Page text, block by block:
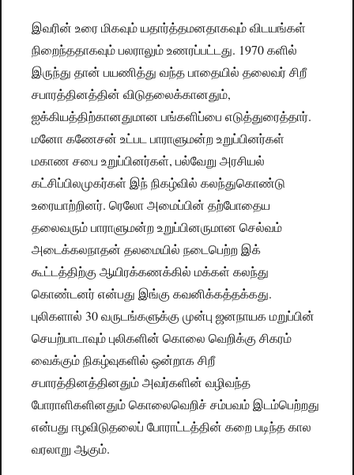
இவரின் உரை மிகவும் யதார்த்தமனதாகவும் விடயங்கள்
நிறைந்ததாகவும் பலராலும் உணரப்பட்டது. 1970 களில்
இருந்து தான் பயணித்து வந்த பாதையில் தலைவர் சிறீ
சபாரத்தினத்தின் விடுதலைக்கானதும்,
ஐக்கியத்திற்கானதுமான பங்களிப்பை எடுத்துரைத்தார்.
மனோ கணேசன் உட்பட பாராளுமன்ற உறுப்பினர்கள்
மகாண சபை உறுப்பினர்கள், பல்வேறு அரசியல்
கட்சிப்பிலமுகர்கள் இந் நிகழ்வில் கலந்துகொண்டு
உரையாற்றினர். ரெலோ அமைப்பின் தற்போதைய
தலைவரும் பாராளுமன்ற உறுப்பினருமான செல்வம்
அடைக்கலநாதன் தலமையில் நடைபெற்ற இக்
கூட்டத்திற்கு ஆயிரக்கணக்கில் மக்கள் கலந்து
கொண்டனர் என்பது இங்கு கவனிக்கத்தக்கது.
புலிகளால் 30 வருடங்களுக்கு முன்பு ஜனநாயக மறுப்பின்
செயற்பாடாவும் புலிகளின் கொலை வெறிக்கு சிகரம்
வைக்கும் நிகழ்வுகளில் ஒன்றாக சிறீ
சபாரத்தினத்தினதும் அவர்களின் வழிவந்த
போராளிகளினதும் கொலைவெறிச் சம்பவம் இடம்பெற்றது
என்பது ஈழவிடுதலைப் போராட்டத்தின் கறை படிந்த கால
வரலாறு ஆகும்.